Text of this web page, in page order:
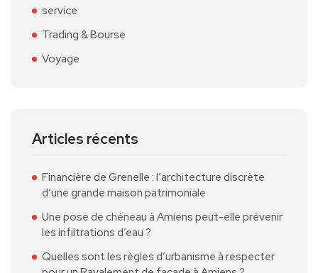
service
Trading & Bourse
Voyage
Articles récents
Financière de Grenelle : l’architecture discrète
d’une grande maison patrimoniale
Une pose de chéneau à Amiens peut-elle prévenir
les infiltrations d’eau ?
Quelles sont les règles d’urbanisme à respecter